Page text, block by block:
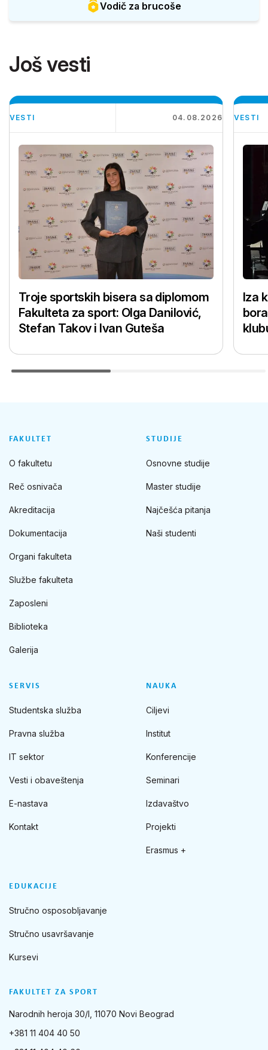
Vodič za brucoše
Još vesti
VESTI 04.08.2026
Troje sportskih bisera sa diplomom
Fakulteta za sport: Olga Danilović,
Stefan Takov i Ivan Guteša
VESTI
Iza
FAKULTET ZA SPORT
Narodnih heroja 30/I, 11070 Novi Beograd
+381 11 404 40 50
FAKULTET
O fakultetu
Reč osnivača
Akreditacija
Dokumentacija
Organi fakulteta
Službe fakulteta
Zaposleni
Biblioteka
Galerija
STUDIJE
Osnovne studije
Master studije
Najčešća pitanja
Naši studenti
SERVIS
Studentska služba
Pravna služba
IT sektor
Vesti i obaveštenja
E-nastava
Kontakt
NAUKA
Ciljevi
Institut
Konferencije
Seminari
Izdavaštvo
Projekti
Erasmus +
EDUKACIJE
Stručno osposobljavanje
Stručno usavršavanje
Kursevi